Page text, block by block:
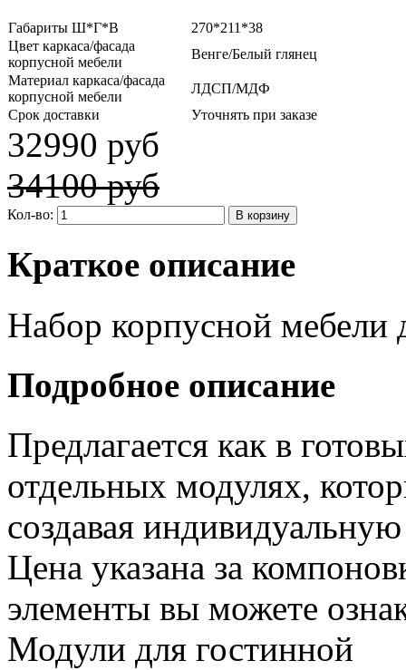
Габариты Ш*Г*В
270*211*38
Цвет каркаса/фасада
корпусной мебели
Венге/Белый глянец
Материал каркаса/фасада
корпусной мебели
ЛДСП/МДФ
Срок доставки
Уточнять при заказе
32990 руб
34100 руб
Кол-во:
Краткое описание
Набор корпусной
Подробное описание
Предлагается как в
отдельных модулях,
создавая
Цена указана за
элементы вы можете
Модули для гостинной